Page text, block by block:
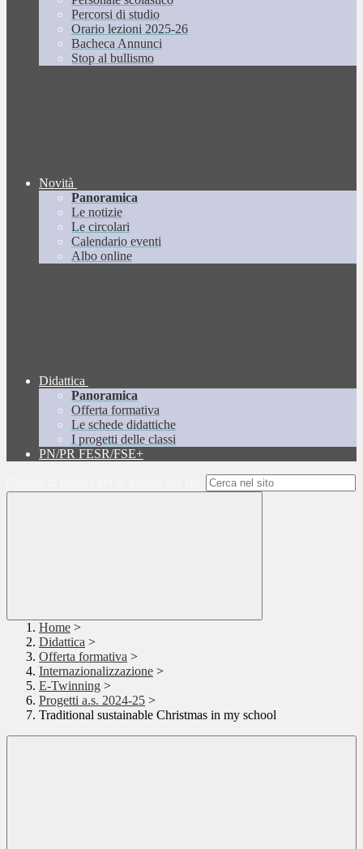
Percorsi di studio
Orario lezioni 2025-26
Bacheca Annunci
Stop al bullismo
Novità
Panoramica
Le notizie
Le circolari
Calendario eventi
Albo online
Didattica
Panoramica
Offerta formativa
Le schede didattiche
I progetti delle classi
PN/PR FESR/FSE+
Home >
Didattica >
Offerta formativa >
Internazionalizzazione >
E-Twinning >
Progetti a.s. 2024-25 >
Traditional sustainable Christmas in my school